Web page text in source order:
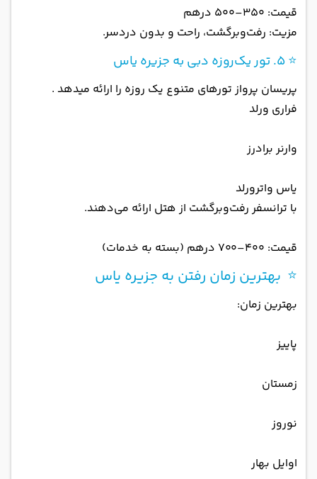
قیمت: ۳۵۰–۵۰۰ درهم
مزیت: رفت‌وبرگشت، راحت و بدون دردسر.
⭐ ۵. تور یک‌روزه دبی به جزیره یاس
پریسان پرواز تورهای متنوع یک روزه را ارائه میدهد .
فراری ورلد
وارنر برادرز
یاس واترورلد
با ترانسفر رفت‌وبرگشت از هتل ارائه می‌دهند.
قیمت: ۴۰۰–۷۰۰ درهم (بسته به خدمات)
⭐ بهترین زمان رفتن به جزیره یاس
بهترین زمان:
پاییز
زمستان
نوروز
اوایل بهار